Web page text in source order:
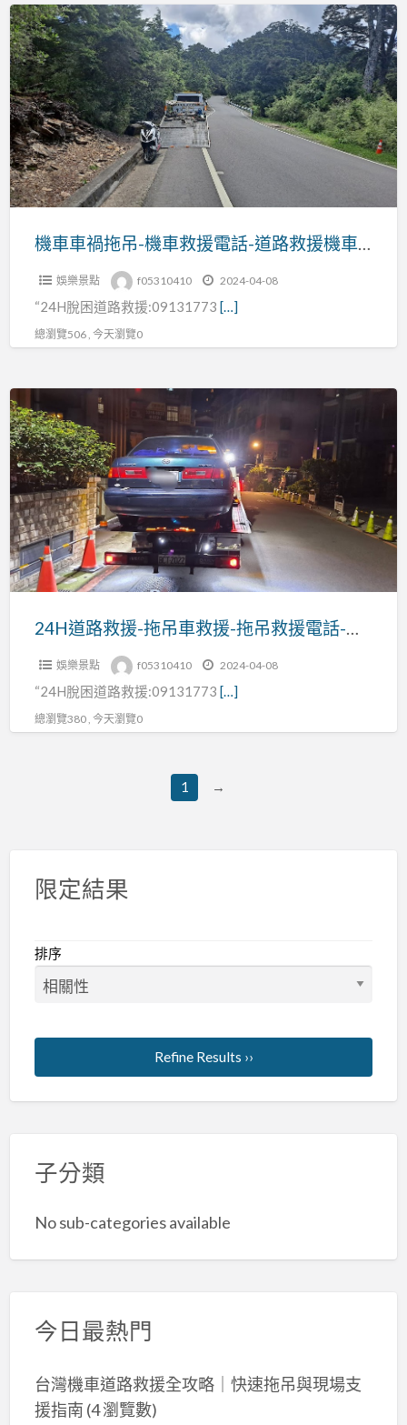
脫
困
道
路
救
援”
機
車
車
禍
拖
吊-
機
車
救
援
機
車-
機
車
拋
錨
拖
車
機車車禍拖吊-機車救援電話-道路救援機車-機車拋錨拖車
娛樂景點 f05310410 2024-04-08
“24H脫困道路救援:09131773 […]
總瀏覽506 , 今天瀏覽0
24H
道
路
救
援-
拖
吊
車
救
24H道路救援-拖吊車救援-拖吊救援電話-汽車救援
娛樂景點 f05310410 2024-04-08
“24H脫困道路救援:09131773 […]
總瀏覽380 , 今天瀏覽0
1 →
限定結果
排序
Refine Results ››
子分類
No sub-categories available
今日最熱門
台灣機車道路救援全攻略｜快速拖吊與現場支
援指南 (4 瀏覽數)